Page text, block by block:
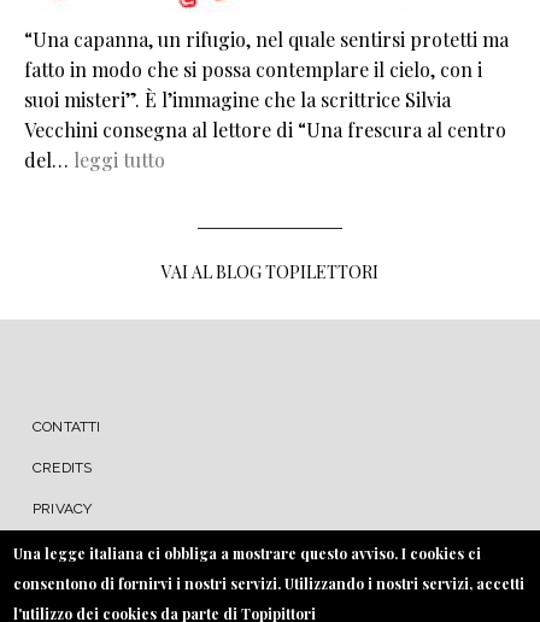
“Una capanna, un rifugio, nel quale sentirsi protetti ma
fatto in modo che si possa contemplare il cielo, con i
suoi misteri”. È l’immagine che la scrittrice Silvia
Vecchini consegna al lettore di “Una frescura al centro
del… leggi tutto
VAI AL BLOG TOPILETTORI
MENU FOOTER
CONTATTI
CREDITS
PRIVACY
COOKIE
Una legge italiana ci obbliga a mostrare questo avviso. I cookies ci
consentono di fornirvi i nostri servizi. Utilizzando i nostri servizi, accetti
l'utilizzo dei cookies da parte di Topipittori